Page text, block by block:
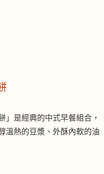
」是經典的中式早餐組合，
溫熱的豆漿、外酥內軟的油